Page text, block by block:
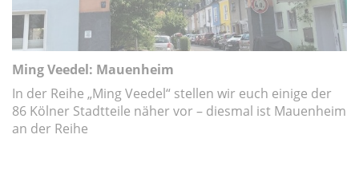
Ming Veedel: Mauenheim
In der Reihe „Ming Veedel“ stellen wir euch einige der
86 Kölner Stadtteile näher vor – diesmal ist Mauenheim
an der Reihe